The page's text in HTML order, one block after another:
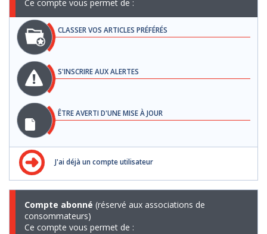
Ce compte vous permet de :
CLASSER VOS ARTICLES PRÉFÉRÉS
S'INSCRIRE AUX ALERTES
ÊTRE AVERTI D'UNE MISE À JOUR
J'ai déjà un compte utilisateur
Compte abonné (réservé aux associations de
consommateurs)
Ce compte vous permet de :